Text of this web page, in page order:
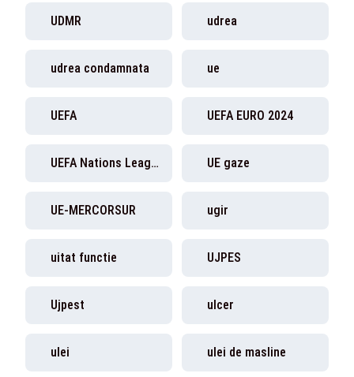
UDMR udrea
udrea condamnata ue
UEFA UEFA EURO 2024
UEFA Nations League UE gaze
UE-MERCORSUR ugir
uitat functie UJPES
Ujpest ulcer
ulei ulei de masline